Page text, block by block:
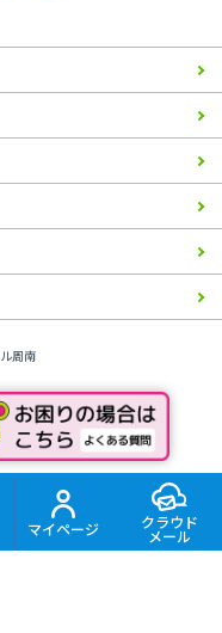
マイページ クラウド
メール
周南